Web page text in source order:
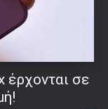
έρχονται σε